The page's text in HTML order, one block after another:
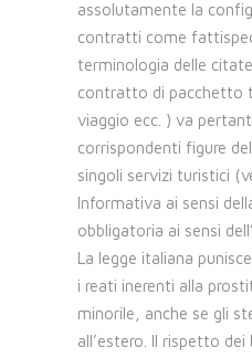
assolutamente la
contratti come
terminologia delle
contratto di pacchetto
viaggio ecc. ) va
corrispondenti figure
singoli servizi turistici
Informativa ai sensi
obbligatoria ai sensi
La legge italiana
i reati inerenti alla
minorile, anche se gli
all’estero. Il rispetto